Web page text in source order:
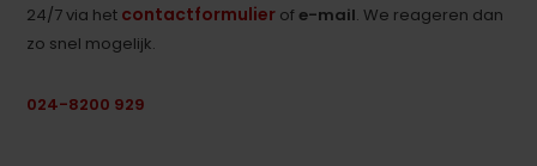
24/7 via het contactformulier ofe-mail. We reageren dan
zo snel mogelijk.
024-8200 929